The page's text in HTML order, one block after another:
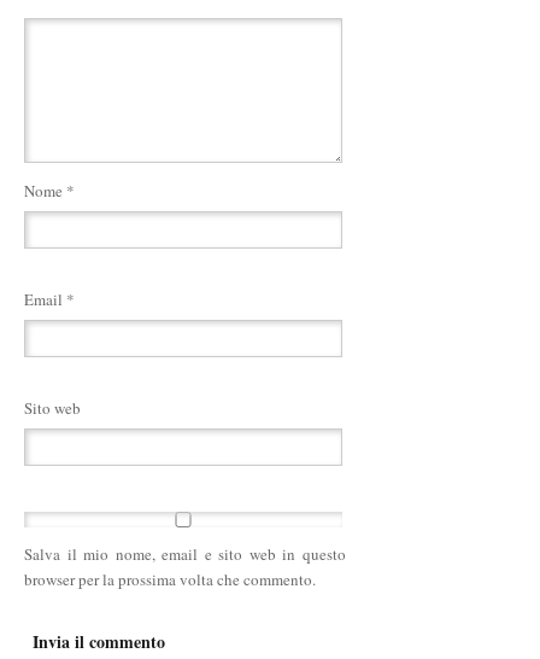
Nome *
Email *
Sito web
Salva il mio nome, email e sito web in questo
browser per la prossima volta che commento.